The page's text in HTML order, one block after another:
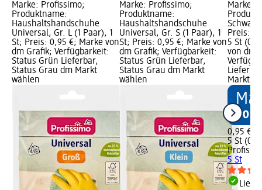
Marke: Profissimo;
Produktname:
Haushaltshandschuhe
Universal, Gr. L (1 Paar), 1
St; Preis: 0,95 €; Marke von
dm Grafik; Verfügbarkeit:
Status Grün Lieferbar,
Status Grau dm Markt
wählen
Marke: Profissimo;
Produktname:
Haushaltshandschuhe
Universal, Gr. S (1 Paar), 1
St; Preis: 0,95 €; Marke von
dm Grafik; Verfügbarkeit:
Status Grün Lieferbar,
Status Grau dm Markt
wählen
Marke:
Preis:
5 St
von dm
Markt
0,95 €
5 St
5 St